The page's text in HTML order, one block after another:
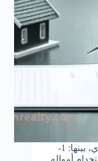
هناك عدة طرق لتمويل الاستثمار العقاري، بينها: 1-